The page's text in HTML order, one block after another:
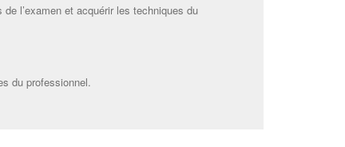
l’examen et acquérir les techniques du
du professionnel.